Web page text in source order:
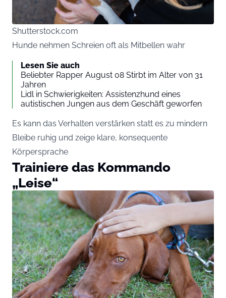
Shutterstock.com
Hunde nehmen Schreien oft als Mitbellen wahr
Lesen Sie auch
Beliebter Rapper August 08 Stirbt im Alter von 31
Jahren
Lidl in Schwierigkeiten: Assistenzhund eines
autistischen Jungen aus dem Geschäft geworfen
Es kann das Verhalten verstärken statt es zu mindern
Bleibe ruhig und zeige klare, konsequente
Körpersprache
Trainiere das Kommando
„Leise“